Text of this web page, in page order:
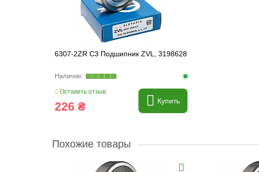
6307-2ZR C3 Подшипник ZVL, 3198628
Оставить отзыв
226 ₴ Купить
Похожие товары